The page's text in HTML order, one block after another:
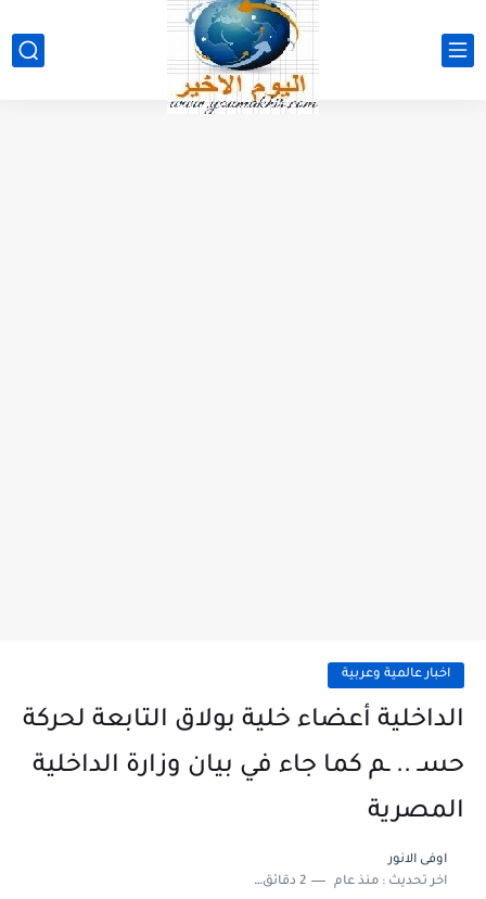
اخبار عالمية وعربية
الداخلية أعضاء خلية بولاق التابعة لحركة
حسـ .. ـم كما جاء في بيان وزارة الداخلية
المصرية
اوفى الانور
اخر تحديث :منذ عام 2 دقائق للقراءة